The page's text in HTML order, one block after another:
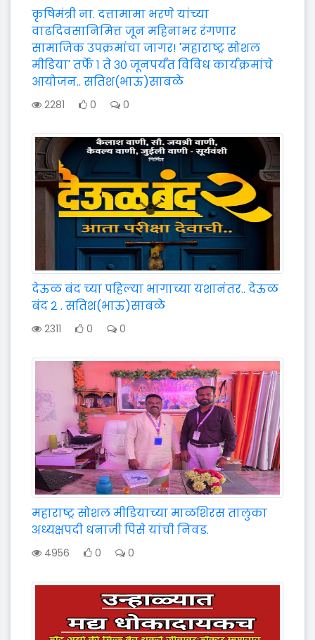
कृषिमंत्री ना. दत्तामामा भरणे यांच्या
वाढदिवसानिमित्त जून महिनाभर रंगणार
सामाजिक उपक्रमांचा जागर! 'महाराष्ट्र सोशल
मीडिया' तर्फे १ ते ३० जूनपर्यंत विविध कार्यक्रमांचे
आयोजन.. सतिश(भाऊ)साबळे
2281 0 0
देऊळ बंद च्या पहिल्या भागाच्या यशानंतर.. देऊळ
बंद २ . सतिश(भाऊ)साबळे
2311 0 0
महाराष्ट्र सोशल मीडियाच्या माळशिरस तालुका
अध्यक्षपदी धनाजी पिसे यांची निवड.
4956 0 0